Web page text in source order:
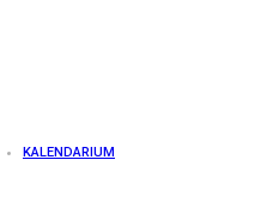
KALENDARIUM